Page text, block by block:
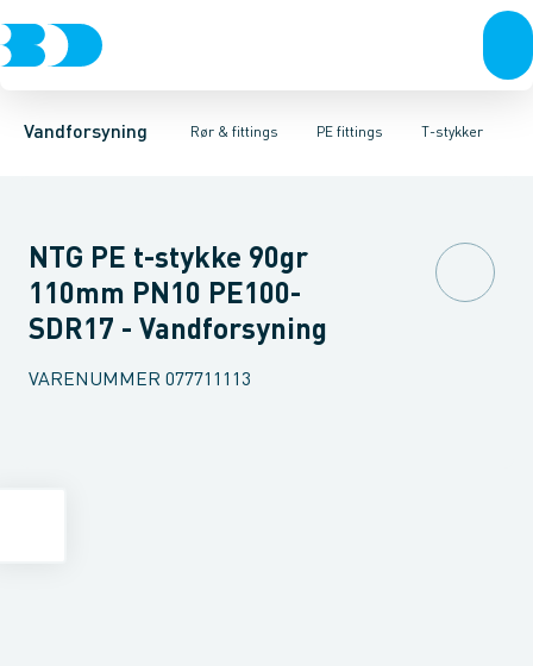
Vandforsyning Rør & fittings
Rør & fittingsKoblinger & anboringerMuffer, klemmer &
PE fittings
PE rørPE EL fittingsPE fittings Duktiljern fittingsT-stykker
Vinkler 90gr.Vinkler 60gr.Vinkler 45gr.Vinkler 30gr.Vinkler
NTG PE t-stykke 90gr
110mm PN10 PE100-
SDR17 - Vandforsyning
VARENUMMER 077711113